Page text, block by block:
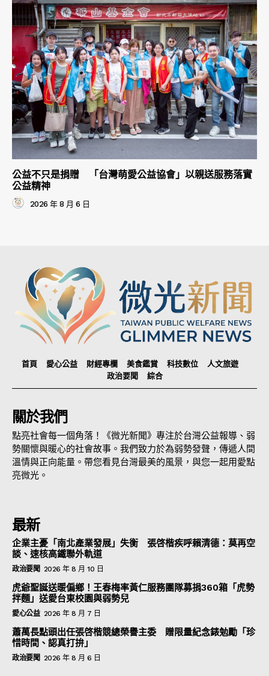
公益不只是捐贈 「台灣萌愛公益協會」以親送服務落實
公益精神
2026 年 8 月 6 日
首頁 愛心公益 財經專欄 美食鑑賞 科技數位
人文旅遊
政治要聞
綜合
關於我們
點亮社會每一個角落！《微光新聞》專注於台灣公益報導、弱
勢關懷與暖心的社會故事。我們致力於為弱勢發聲，傳遞人間
溫情與正向能量。帶您看見台灣最美的風景，與您一起用愛點
亮微光。
最新
企業主憂「南北產業發展」失衡 張啓楷疾呼賴清德：莫再空
談、速核高鐵聯外軌道
政治要聞 2026 年 8 月 10 日
虎爺聖誕送暖偏鄉！王春梅率黃仁服務團隊募捐360箱「虎勢
拌麵」送愛台東校園與弱勢兒
愛心公益 2026 年 8 月 7 日
蕭萬長點頭出任張啓楷競總榮譽主委 贈限量紀念錶勉勵「珍
惜時間、認真打拚」
政治要聞 2026 年 8 月 6 日